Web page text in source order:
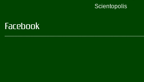
Scientopolis
Facebook